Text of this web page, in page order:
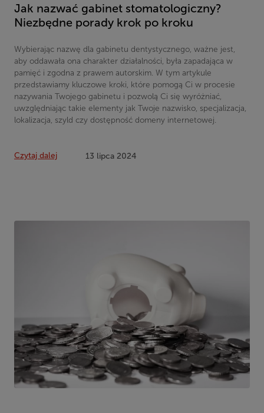
Jak nazwać gabinet stomatologiczny?
Niezbędne porady krok po kroku
Wybierając nazwę dla gabinetu dentystycznego, ważne jest,
aby oddawała ona charakter działalności, była zapadająca w
pamięć i zgodna z prawem autorskim. W tym artykule
przedstawiamy kluczowe kroki, które pomogą Ci w procesie
nazywania Twojego gabinetu i pozwolą Ci się wyróżniać,
uwzględniając takie elementy jak Twoje nazwisko, specjalizacja,
lokalizacja, szyld czy dostępność domeny internetowej.
Czytaj dalej 13 lipca 2024